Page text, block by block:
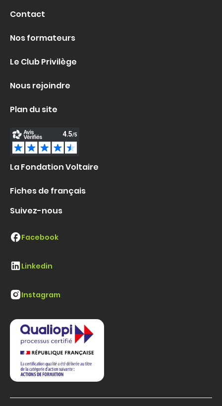
Contact
Nos formateurs
Le Club Privilège
Nous rejoindre
Plan du site
La Fondation Voltaire
Fiches de français
Suivez-nous
Facebook
Linkedin
Instagram